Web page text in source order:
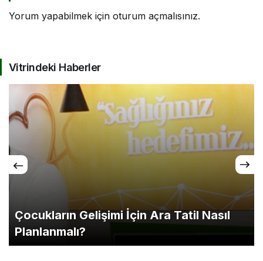
Yorum yapabilmek için oturum açmalısınız.
Vitrindeki Haberler
Çocukların Gelişimi İçin Ara Tatil Nasıl
Planlanmalı?